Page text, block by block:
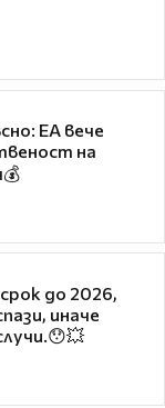
EA вече
на
до 2026,
иначе